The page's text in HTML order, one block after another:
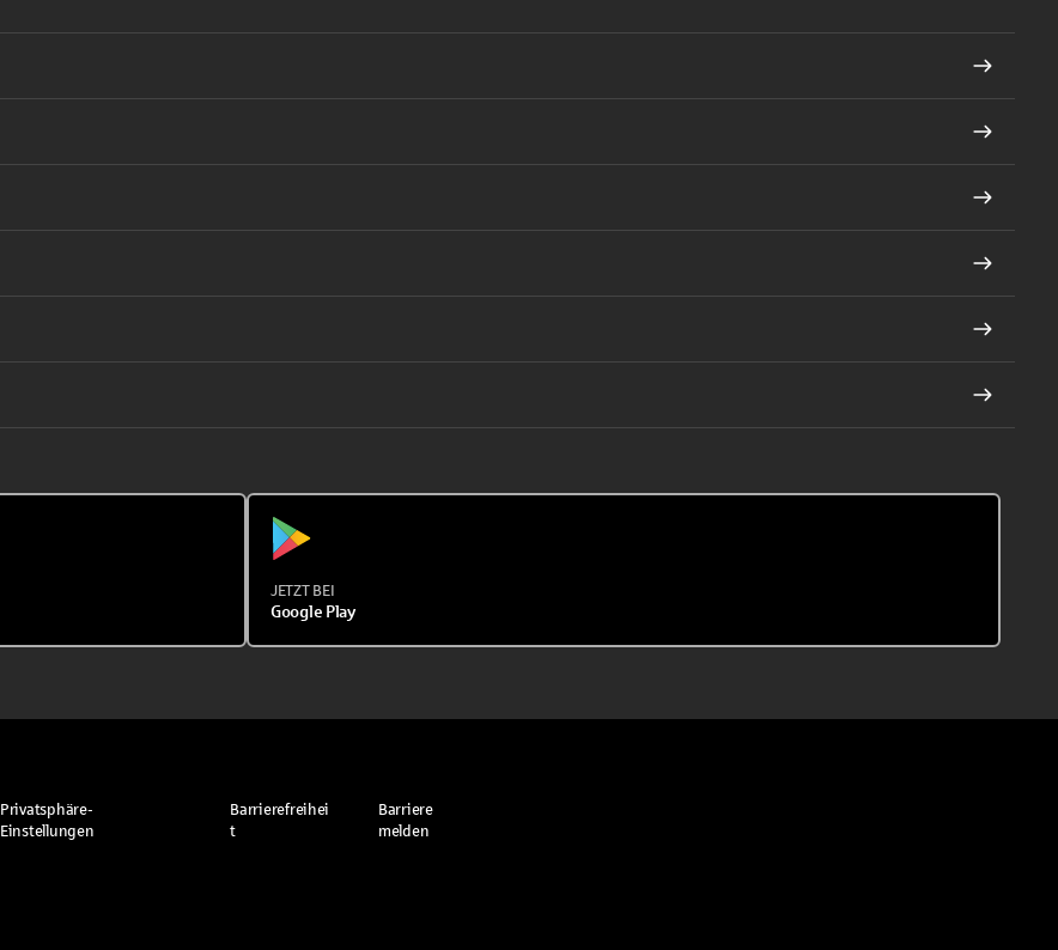
JETZT BEI
Google Play
Privatsphäre-
Einstellungen
Barrierefreihei
t
Barriere
melden